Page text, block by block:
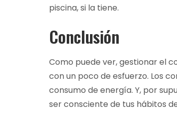
piscina, si la tiene.
Conclusión
Como puede ver, gestionar el
con un poco de esfuerzo. Los
consumo de energía. Y, por
ser consciente de tus hábitos